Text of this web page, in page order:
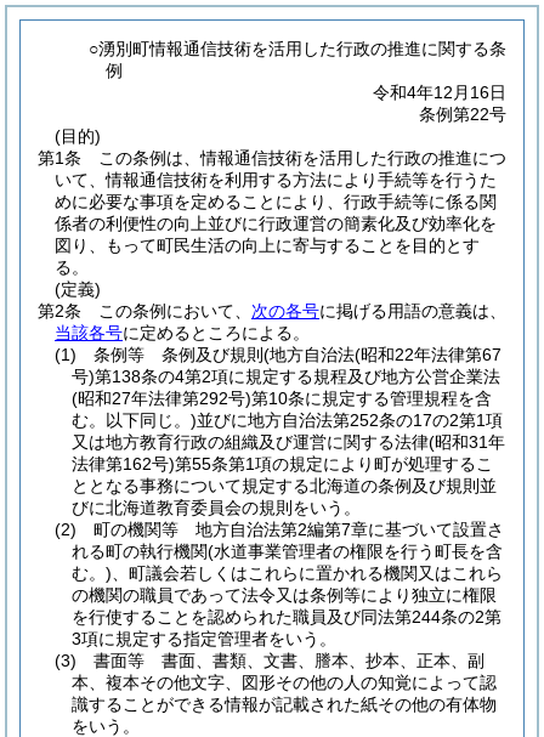
○湧別町情報通信技術を活用した行政の推進に関する条
例
令和4年12月16日
条例第22号
(目的)
第1条
この条例は、情報通信技術を活用した行政の推進につ
いて、情報通信技術を利用する方法により手続等を行うた
めに必要な事項を定めることにより、行政手続等に係る関
係者の利便性の向上並びに行政運営の簡素化及び効率化を
図り、もって町民生活の向上に寄与することを目的とす
る。
(定義)
第2条
この条例において、 次の各号に掲げる用語の意義は、
当該各号に定めるところによる。
(1)
条例等 条例及び規則 (地方自治法(昭和22年法律第67
号)第138条の4第2項に規定する規程及び地方公営企業法
(昭和27年法律第292号)第10条に規定する管理規程を含
む。以下同じ。)並びに地方自治法第252条の17の2第1項
又は地方教育行政の組織及び運営に関する法律(昭和31年
法律第162号)第55条第1項の規定により町が処理するこ
ととなる事務について規定する北海道の条例及び規則並
びに北海道教育委員会の規則をいう。
(2)
町の機関等 地方自治法第2編第7章に基づいて設置さ
れる町の執行機関(水道事業管理者の権限を行う町長を含
む。) 、町議会若しくはこれらに置かれる機関又はこれら
の機関の職員であって法令又は条例等により独立に権限
を行使することを認められた職員及び同法第244条の2第
3項に規定する指定管理者をいう。
(3)
書面等 書面、書類、文書、謄本、抄本、正本、副
本、複本その他文字、図形その他の人の知覚によって認
識することができる情報が記載された紙その他の有体物
をいう。